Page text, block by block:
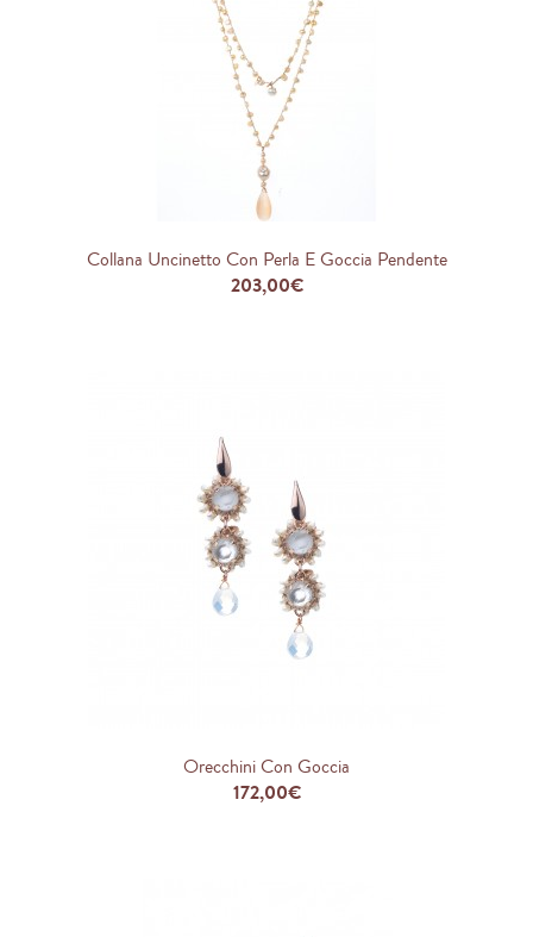
Collana Uncinetto Con Perla E Goccia Pendente
203,00€
Orecchini Con Goccia
172,00€